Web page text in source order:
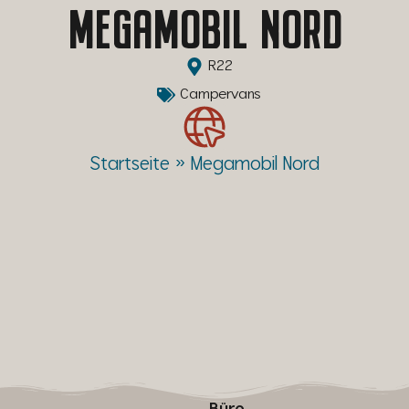
MEGAMOBIL NORD
R22
Campervans
Startseite » Megamobil Nord